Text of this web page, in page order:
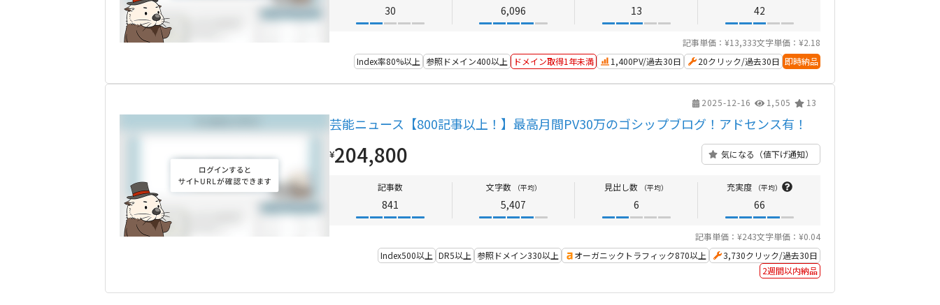
30 6,096 13 42
記事単価：¥13,333文字単価：¥2.18
Index率80%以上 参照ドメイン400以上 ドメイン取得1年未満 1,400PV/過去30日 20クリック/過去30日 即時納品
2025-12-16 1,505 13
芸能ニュース【800記事以上！】最高月間PV30万のゴシップブログ！アドセンス有！
¥204,800 気になる（値下げ通知）
記事数
841
文字数 （平均）
5,407
見出し数 （平均）
6
充実度 （平均）
66
記事単価：¥243文字単価：¥0.04
Index500以上 DR5以上 参照ドメイン330以上 オーガニックトラフィック870以上
3,730クリック/過去30日
2週間以内納品